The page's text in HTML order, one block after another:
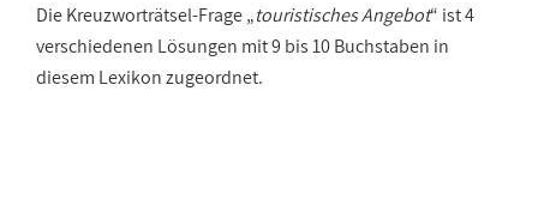
Die Kreuzworträtsel-Frage „touristisches Angebot“ ist 4
verschiedenen Lösungen mit 9 bis 10 Buchstaben in
diesem Lexikon zugeordnet.